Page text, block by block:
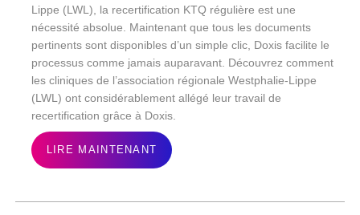
Lippe (LWL), la recertification KTQ régulière est une
nécessité absolue. Maintenant que tous les documents
pertinents sont disponibles d’un simple clic, Doxis facilite le
processus comme jamais auparavant. Découvrez comment
les cliniques de l’association régionale Westphalie-Lippe
(LWL) ont considérablement allégé leur travail de
recertification grâce à Doxis.
LIRE MAINTENANT